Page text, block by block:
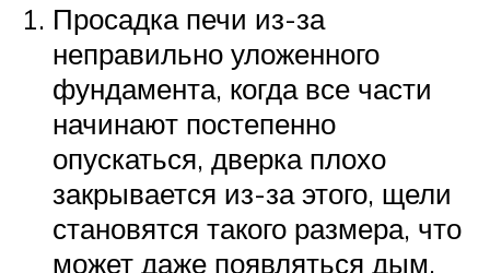
Просадка печи из-за
неправильно уложенного
фундамента, когда все части
начинают постепенно
опускаться, дверка плохо
закрывается из-за этого, щели
становятся такого размера, что
может даже появляться дым.